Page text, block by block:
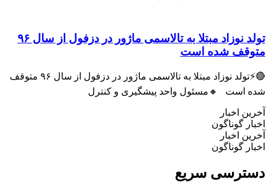
تولد نوزاد مبتلا به تالاسمی ماژور در دزفول از سال ۹۶
شده است
🔴⚡تولد نوزاد مبتلا به تالاسمی ماژور در دزفول از سال ۹۶ متوقف
است 🔸مسئول واحد پیشگیری و کنترل
اخبار
گوناگون
اخبار
گوناگون
سریع